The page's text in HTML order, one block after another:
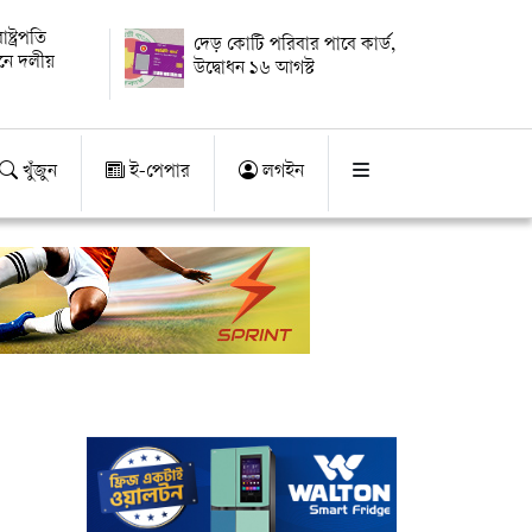
দলীয়
দেড় কোটি পরিবার পাবে কার্ড,
উদ্বোধন ১৬ আগস্ট
খুঁজুন ই-পেপার লগইন